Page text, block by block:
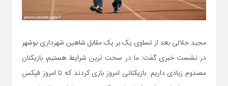
مجید جلالی بعد از تساوی یک بر یک مقابل شاهین شهرداری بوشهر
در نشست خبری گفت: ما در سخت ترین شرایط هستیم، بازیکنان
مصدوم زیادی داریم. بازیکنانی امروز بازی کردند که تا امروز فیکس